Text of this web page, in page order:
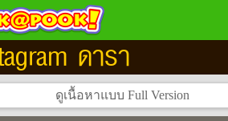
ดารา